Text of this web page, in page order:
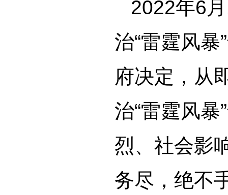
2022年6
治“雷霆风
府决定，从
治“雷霆风
烈、社会影
务尽，绝不